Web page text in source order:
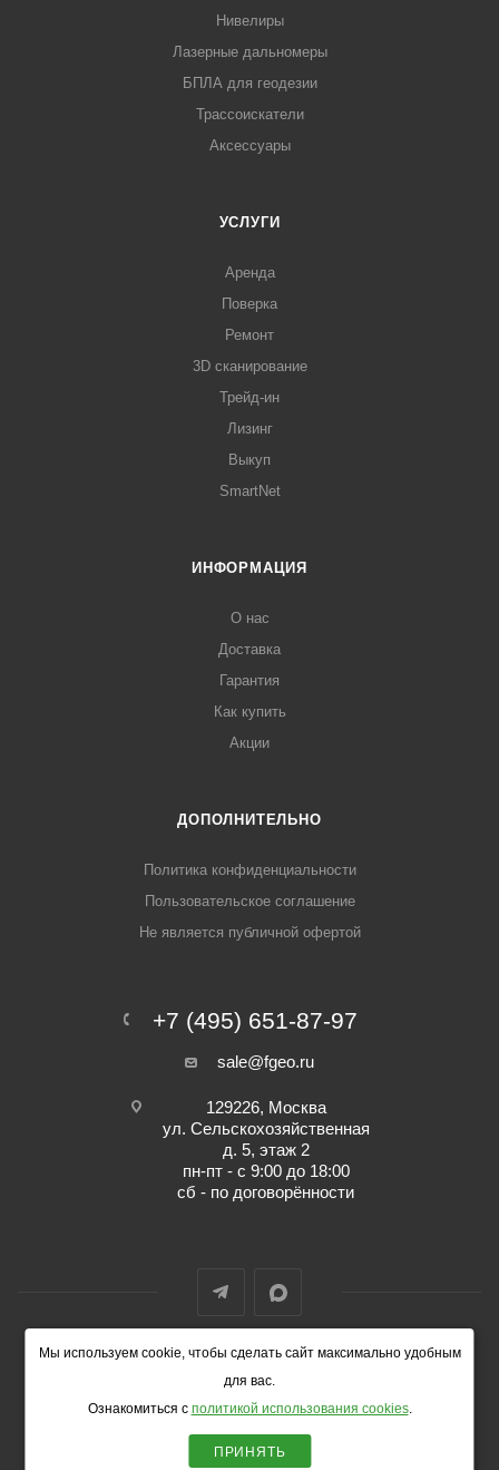
Мы используем cookie, чтобы сделать сайт максимально удобным
для вас.
Ознакомиться с политикой использования cookies.
ПРИНЯТЬ
Нивелиры
Лазерные дальномеры
БПЛА для геодезии
Трассоискатели
Аксессуары
УСЛУГИ
Аренда
Поверка
Ремонт
3D сканирование
Трейд-ин
Лизинг
Выкуп
SmartNet
ИНФОРМАЦИЯ
О нас
Доставка
Гарантия
Как купить
Акции
ДОПОЛНИТЕЛЬНО
Политика конфиденциальности
Пользовательское соглашение
Не является публичной офертой
+7 (495) 651-87-97
sale@fgeo.ru
129226, Москва
ул. Сельскохозяйственная
д. 5, этаж 2
пн-пт - с 9:00 до 18:00
сб - по договорённости
© 2014-2026 ФокусГео